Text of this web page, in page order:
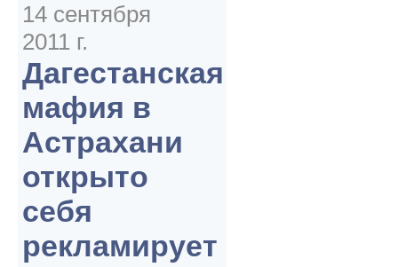
14 сентября
2011 г.
Дагестанская
мафия в
Астрахани
открыто
себя
рекламирует